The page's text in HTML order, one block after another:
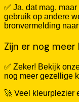
✅ Ja, dat mag,
gebruik op andere
bronvermelding
Zijn er nog
✅ Zeker! Bekijk
nog meer gezellige
🚀 Veel kleurplezier